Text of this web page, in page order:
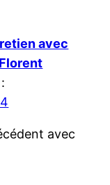
avec
avec